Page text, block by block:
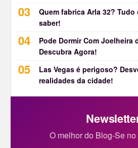
Quem fabrica Arla 32?
saber!
Pode Dormir Com Joelheira
Descubra Agora!
Las Vegas é perigoso?
realidades da cidade!
O melhor do Blog-Se